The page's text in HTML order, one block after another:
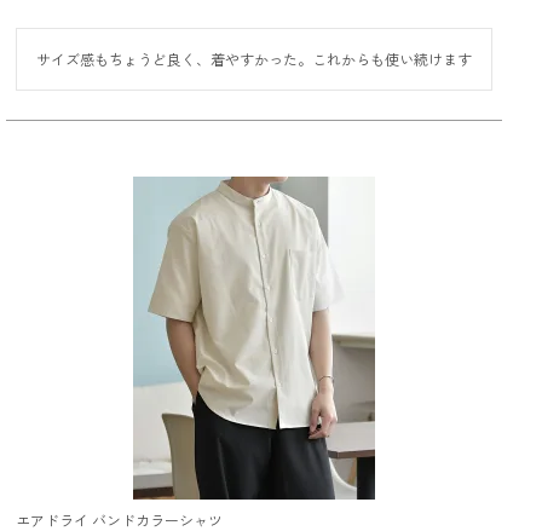
サイズ感もちょうど良く、着やすかった。これからも使い続けます
エアドライ バンドカラーシャツ